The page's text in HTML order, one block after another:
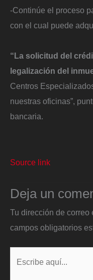
-Continúe el proceso
con el cual puede
“La solicitud del
legalización del
Centros
nuestras oficinas”,
bancaria.
Source link
Deja un
Tu dirección de correo
campos obligatorios